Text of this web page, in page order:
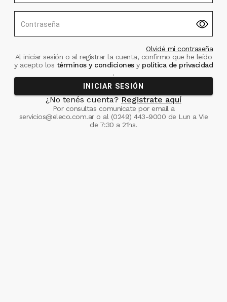
Contraseña
Olvidé mi contraseña
Al iniciar sesión o al registrar la cuenta, confirmo que he leído
y acepto los términos y condiciones ypolítica de privacidad
.
INICIAR SESIÓN
¿No tenés cuenta? Registrate aquí
Por consultas comunicate por email a
servicios@eleco.com.aro al (0249) 443-9000 de Lun a Vie
de 7:30 a 21hs.